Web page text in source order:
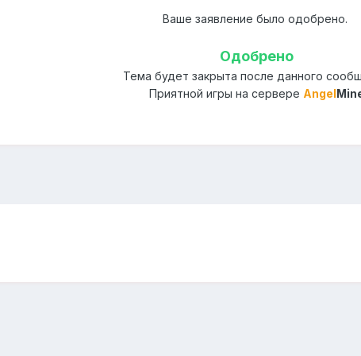
Ваше заявление было одобрено.
Одобрено
Тема будет закрыта после данного
Приятной игры на сервере Angel